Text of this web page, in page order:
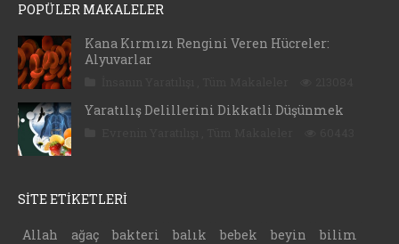
POPÜLER MAKALELER
Kana Kırmızı Rengini Veren Hücreler:
Alyuvarlar
Yaratılış Delillerini Dikkatli Düşünmek
SİTE ETİKETLERİ
Allah ağaç bakteri balık bebek beyin bilim